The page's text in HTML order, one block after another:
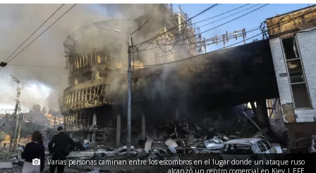
Varias personas caminan entre los escombros en el lugar donde un ataque ruso
alcanzó un centro comercial en Kiev | EFE